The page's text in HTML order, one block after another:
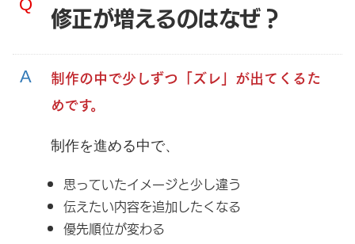
修正が増えるのはなぜ？
制作の中で少しずつ 「ズレ」が出てくるた
めです。
制作を進める中で、
思っていたイメージと少し違う
伝えたい内容を追加したくなる
優先順位が変わる